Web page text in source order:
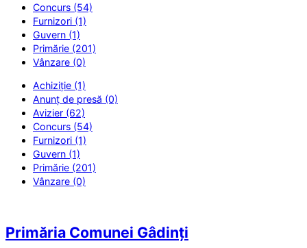
Concurs (54)
Furnizori (1)
Guvern (1)
Primărie (201)
Vânzare (0)
Achiziție (1)
Anunț de presă (0)
Avizier (62)
Concurs (54)
Furnizori (1)
Guvern (1)
Primărie (201)
Vânzare (0)
Primăria Comunei Gâdinți